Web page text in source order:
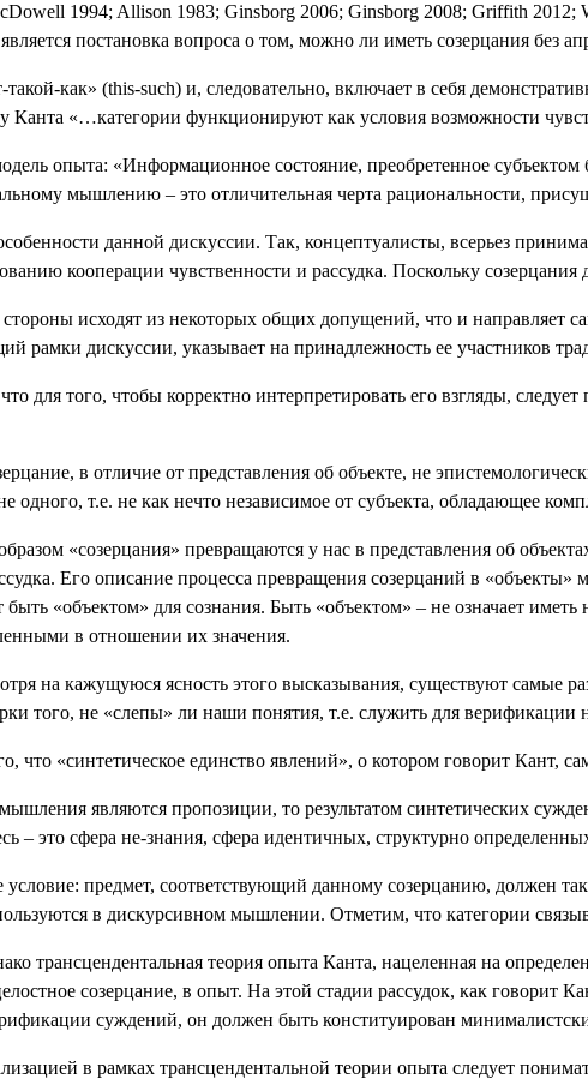
1994; Allison 1983; Ginsborg 2006; Ginsborg 2008; Griffith 2012;
постановка вопроса о том, можно ли иметь созерцания без
такой-как» (this-such) и, следовательно, включает в себя
«…категории функционируют как условия возможности
опыта: «Информационное состояние, преобретенное
мышлению – это отличительная черта рациональности,
данной дискуссии. Так, концептуалисты, всерьез
кооперации чувственности и рассудка. Поскольку
исходят из некоторых общих допущений, что и
дискуссии, указывает на принадлежность ее участников
для того, чтобы корректно интерпретировать его взгляды,
в отличие от представления об объекте, не
т.е. не как нечто независимое от субъекта,
«созерцания» превращаются у нас в представления об
Его описание процесса превращения созерцаний в «объекты»
«объектом» для сознания. Быть «объектом» – не означает
в отношении их значения.
на кажущуюся ясность этого высказывания, существуют самые
не «слепы» ли наши понятия, т.е. служить для
«синтетическое единство явлений», о котором говорит
являются пропозиции, то результатом синтетических
– это сфера не-знания, сфера идентичных, структурно
предмет, соответствующий данному созерцанию, должен
в дискурсивном мышлении. Отметим, что категории
трансцендентальная теория опыта Канта, нацеленная на
созерцание, в опыт. На этой стадии рассудок, как говорит
суждений, он должен быть конституирован
в рамках трансцендентальной теории опыта следует